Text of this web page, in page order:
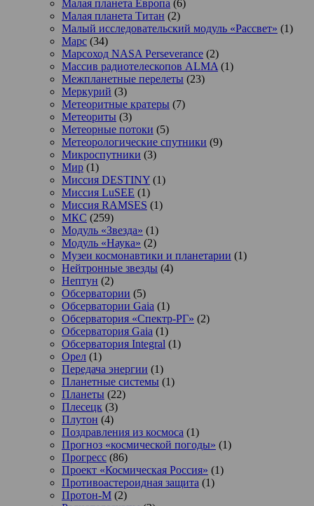
Малая планета Европа (6)
Малая планета Титан (2)
Малый исследовательский модуль «Рассвет» (1)
Марс (34)
Марсоход NASA Perseverance (2)
Массив радиотелескопов ALMA (1)
Межпланетные перелеты (23)
Меркурий (3)
Метеоритные кратеры (7)
Метеориты (3)
Метеорные потоки (5)
Метеорологические спутники (9)
Микроспутники (3)
Мир (1)
Миссия DESTINY (1)
Миссия LuSEE (1)
Миссия RAMSES (1)
МКС (259)
Модуль «Звезда» (1)
Модуль «Наука» (2)
Музеи космонавтики и планетарии (1)
Нейтронные звезды (4)
Нептун (2)
Обсерватории (5)
Обсерватории Gaia (1)
Обсерватория «Спектр-РГ» (2)
Обсерватория Gaia (1)
Обсерватория Integral (1)
Орел (1)
Передача энергии (1)
Планетные системы (1)
Планеты (22)
Плесецк (3)
Плутон (4)
Поздравления из космоса (1)
Прогноз «космической погоды» (1)
Прогресс (86)
Проект «Космическая Россия» (1)
Противоастероидная защита (1)
Протон-М (2)